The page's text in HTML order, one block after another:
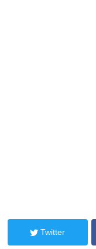
Twitter